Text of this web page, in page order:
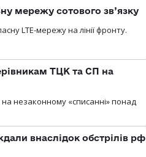
мережу сотового зв’язку
LTE-мережу на лінії фронту.
ТЦК та СП на
незаконному «списанні» понад
внаслідок обстрілів рф